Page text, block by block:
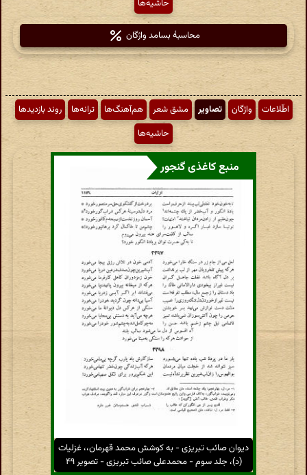
حاشیه‌ها
محاسبهٔ بسامد واژگان
اطّلاعات واژگان تصاویر مشق شعر هم‌آهنگ‌ها ترانه‌ها
روند بازدیدها
حاشیه‌ها
منبع کاغذی گنجور
دیوان صائب تبریزی - به کوشش محمد قهرمان،، غزلیات
(د)، جلد سوم - محمدعلی صائب تبریزی - تصویر ۴۹